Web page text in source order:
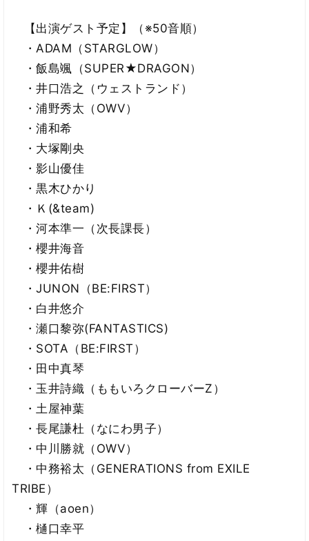
【出演ゲスト予定】（※50音順）
・ADAM（STARGLOW）
・飯島颯（SUPER★DRAGON）
・井口浩之（ウェストランド）
・浦野秀太（OWV）
・浦和希
・大塚剛央
・影山優佳
・黒木ひかり
・Ｋ(&team)
・河本準一（次長課長）
・櫻井海音
・櫻井佑樹
・JUNON（BE:FIRST）
・白井悠介
・瀬口黎弥(FANTASTICS)
・SOTA（BE:FIRST）
・田中真琴
・玉井詩織（ももいろクローバーZ）
・土屋神葉
・長尾謙杜（なにわ男子）
・中川勝就（OWV）
・中務裕太（GENERATIONS from EXILE
TRIBE）
・輝（aoen）
・樋口幸平